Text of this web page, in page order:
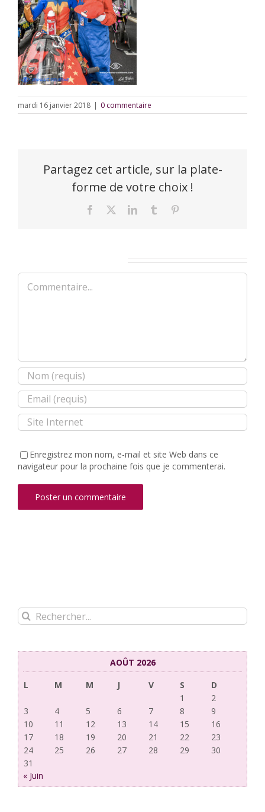
mardi 16 janvier 2018 | 0 commentaire
Partagez cet article, sur la plate-
forme de votre choix !
Facebook LinkedInTumblr
Commentaire
Enregistrez mon nom, e-mail et site Web dans ce
navigateur pour la prochaine fois que je commenterai.
Rechercher:
AOÛT 2026
L
M M J V S
D
1
2
3
4 5 6 7 8
9
10
11 12 13 14 15
16
17
18 19 20 21 22
23
24
25 26 27 28 29
30
31
« Juin